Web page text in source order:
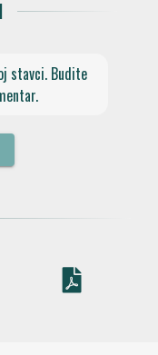
stavci. Budite